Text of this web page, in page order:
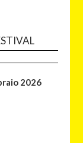
2026